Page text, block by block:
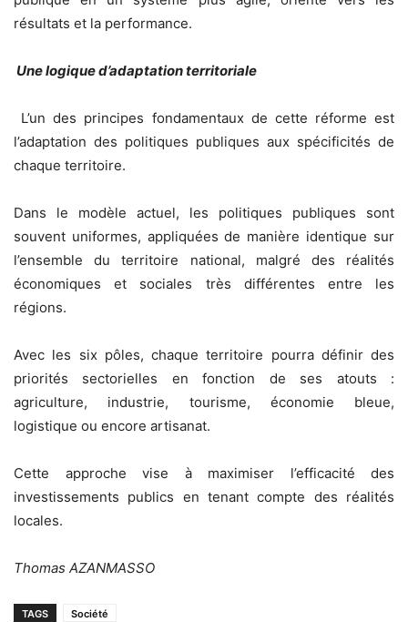
résultats et la performance.
Une logique d’adaptation territoriale
L’un des principes fondamentaux de cette réforme est
l’adaptation des politiques publiques aux spécificités de
chaque territoire.
Dans le modèle actuel, les politiques publiques sont
souvent uniformes, appliquées de manière identique sur
l’ensemble du territoire national, malgré des réalités
économiques et sociales très différentes entre les
régions.
Avec les six pôles, chaque territoire pourra définir des
priorités sectorielles en fonction de ses atouts :
agriculture, industrie, tourisme, économie bleue,
logistique ou encore artisanat.
Cette approche vise à maximiser l’efficacité des
investissements publics en tenant compte des réalités
locales.
Thomas AZANMASSO
TAGS Société